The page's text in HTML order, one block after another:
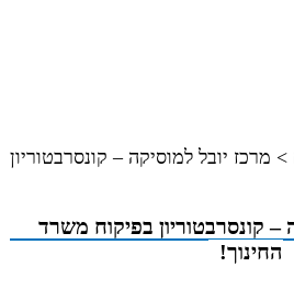
> מרכז יובל למוסיקה – קונסרבטוריון
– קונסרבטוריון בפיקוח משרד
החינוך!